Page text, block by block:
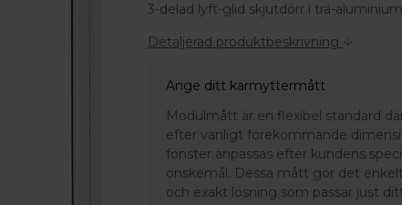
3-delad lyft-glid skjutdörr i trä-
Detaljerad produktbeskrivning
Ange ditt karmyttermått
Modulmått är en flexibel standard
efter vanligt förekommande
fönster anpassas efter kundens
önskemål. Dessa mått gör det
och exakt lösning som passar just